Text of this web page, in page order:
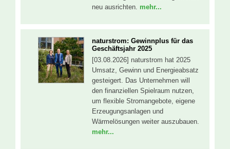
neu ausrichten. mehr...
naturstrom: Gewinnplus für das
Geschäftsjahr 2025
[03.08.2026] naturstrom hat 2025
Umsatz, Gewinn und Energieabsatz
gesteigert. Das Unternehmen will
den finanziellen Spielraum nutzen,
um flexible Stromangebote, eigene
Erzeugungsanlagen und
Wärmelösungen weiter auszubauen.
mehr...